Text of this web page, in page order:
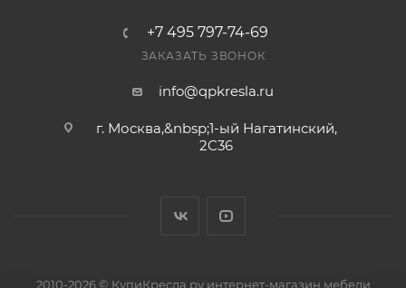
+7 495 797-74-69
ЗАКАЗАТЬ ЗВОНОК
info@qpkresla.ru
г. Москва,&nbsp;1-ый Нагатинский,
2C36
2010-2026 © КупиКресла.ру интернет-магазин мебели